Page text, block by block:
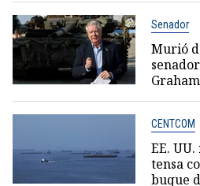
Senador
Murió
CENTCOM
EE.
tensa
buque